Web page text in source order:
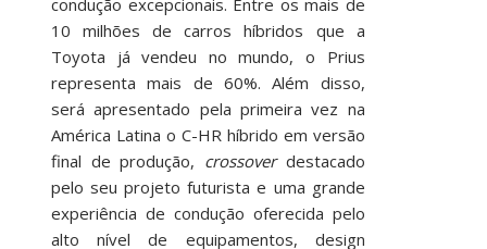
condução excepcionais. Entre os mais de
10 milhões de carros híbridos que a
Toyota já vendeu no mundo, o Prius
representa mais de 60%. Além disso,
será apresentado pela primeira vez na
América Latina o C-HR híbrido em versão
final de produção, crossoverdestacado
pelo seu projeto futurista e uma grande
experiência de condução oferecida pelo
alto nível de equipamentos, design